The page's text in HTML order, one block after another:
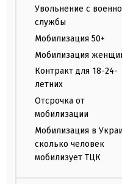
Увольнение с
службы
Мобилизация 50+
Мобилизация
Контракт для 18-24-
летних
Отсрочка от
мобилизации
Мобилизация в
сколько человек
мобилизует ТЦК